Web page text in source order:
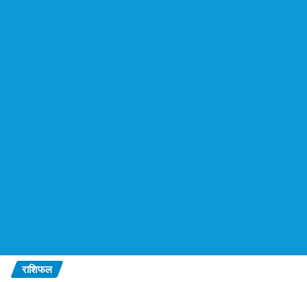
राशिफल